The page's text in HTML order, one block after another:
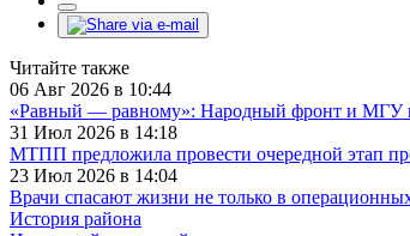
Читайте также
06 Авг 2026 в 10:44
«Равный — равному»: Народный фронт и МГУ
31 Июл 2026 в 14:18
МТПП предложила провести очередной этап
23 Июл 2026 в 14:04
Врачи спасают жизни не только в
История района